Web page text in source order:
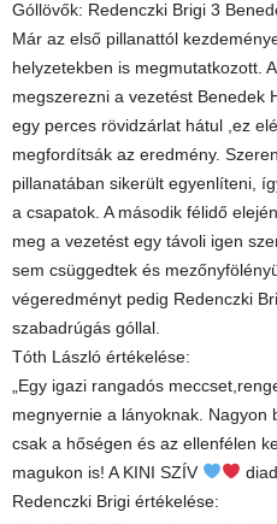
Góllövők: Redenczki Brigi 3
Már az első pillanattól
helyzetekben is megmutatkozott.
megszerezni a vezetést Benedek
egy perces rövidzárlat hátul ,ez
megfordítsák az eredmény.
pillanatában sikerült egyenlíteni,
a csapatok. A második félidő
meg a vezetést egy távoli igen
sem csüggedtek és
végeredményt pedig Redenczki
szabadrúgás góllal.
Tóth László értékelése:
„Egy igazi rangadós
megnyernie a lányoknak. Nagyon
csak a hőségen és az ellenfélen
magukon is! A KINI SZÍV
Redenczki Brigi értékelése: